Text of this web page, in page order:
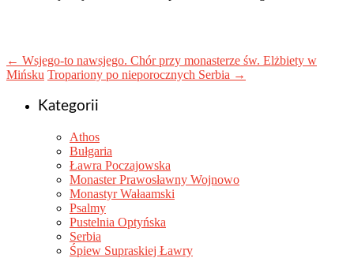
← Wsjego-to nawsjego. Chór przy monasterze św. Elżbiety w
Mińsku Tropariony po nieporocznych Serbia →
Kategorii
Athos
Bułgaria
Ławra Poczajowska
Monaster Prawosławny Wojnowo
Monastyr Wałaamski
Psalmy
Pustelnia Optyńska
Serbia
Śpiew Supraskiej Ławry